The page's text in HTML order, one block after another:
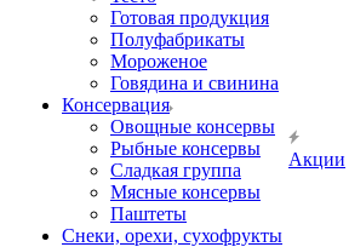
Готовая продукция
Полуфабрикаты
Мороженое
Говядина и свинина
Консервация
Овощные консервы
Рыбные консервы
Сладкая группа
Мясные консервы
Паштеты
Снеки, орехи, сухофрукты
Акции